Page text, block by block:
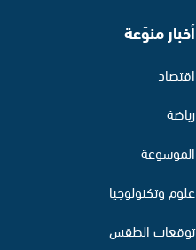
أخبار منوّعة
اقتصاد
رياضة
الموسوعة
علوم وتكنولوجيا
توقعات الطقس